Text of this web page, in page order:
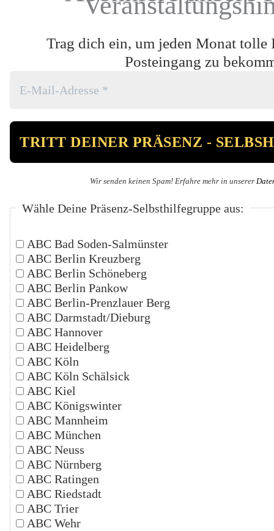
Trag dich ein, um jeden Monat tolle
Posteingang zu
Wir senden keinen Spam! Erfahre mehr in unserer
Wähle Deine Präsenz-Selbsthilfegruppe aus:
ABC Bad Soden-Salmünster
ABC Berlin Kreuzberg
ABC Berlin Schöneberg
ABC Berlin Pankow
ABC Berlin-Prenzlauer Berg
ABC Darmstadt/Dieburg
ABC Hannover
ABC Heidelberg
ABC Köln
ABC Köln Schälsick
ABC Kiel
ABC Königswinter
ABC Mannheim
ABC München
ABC Neuss
ABC Nürnberg
ABC Ratingen
ABC Riedstadt
ABC Trier
ABC Wehr